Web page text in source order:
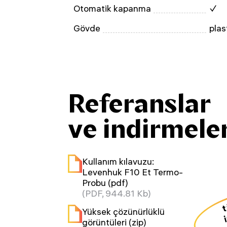
Otomatik kapanma
✓
Gövde
Referanslar
ve
Kullanım kılavuzu:
Levenhuk F10 Et Termo-
Probu (pdf)
(PDF, 944.81 Kb)
Yüksek çözünürlüklü
görüntüleri (zip)